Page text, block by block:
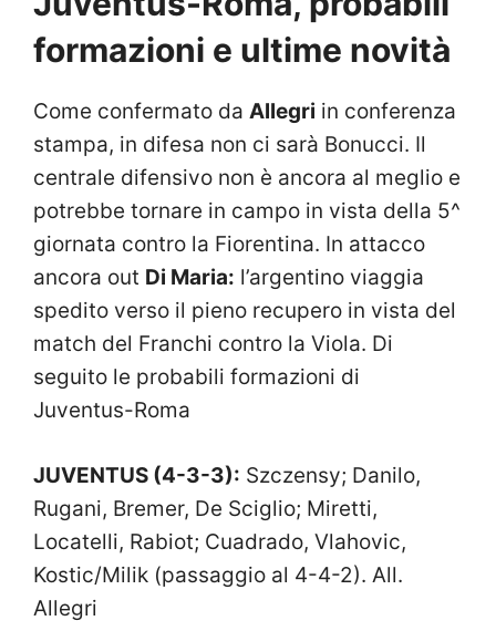
formazioni e ultime novità
Come confermato da Allegri in conferenza
stampa, in difesa non ci sarà Bonucci. Il
centrale difensivo non è ancora al meglio e
potrebbe tornare in campo in vista della 5^
giornata contro la Fiorentina. In attacco
ancora out Di Maria: l’argentino viaggia
spedito verso il pieno recupero in vista del
match del Franchi contro la Viola. Di
seguito le probabili formazioni di
Juventus-Roma
JUVENTUS (4-3-3): Szczensy; Danilo,
Rugani, Bremer, De Sciglio; Miretti,
Locatelli, Rabiot; Cuadrado, Vlahovic,
Kostic/Milik (passaggio al 4-4-2). All.
Allegri